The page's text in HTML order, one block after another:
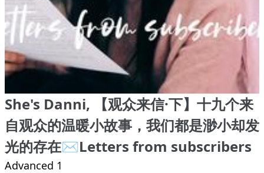
She's Danni, 【观众来信·下】十九个来
自观众的温暖小故事，我们都是渺小却发
光的存在✉️Letters from subscribers
Advanced 1